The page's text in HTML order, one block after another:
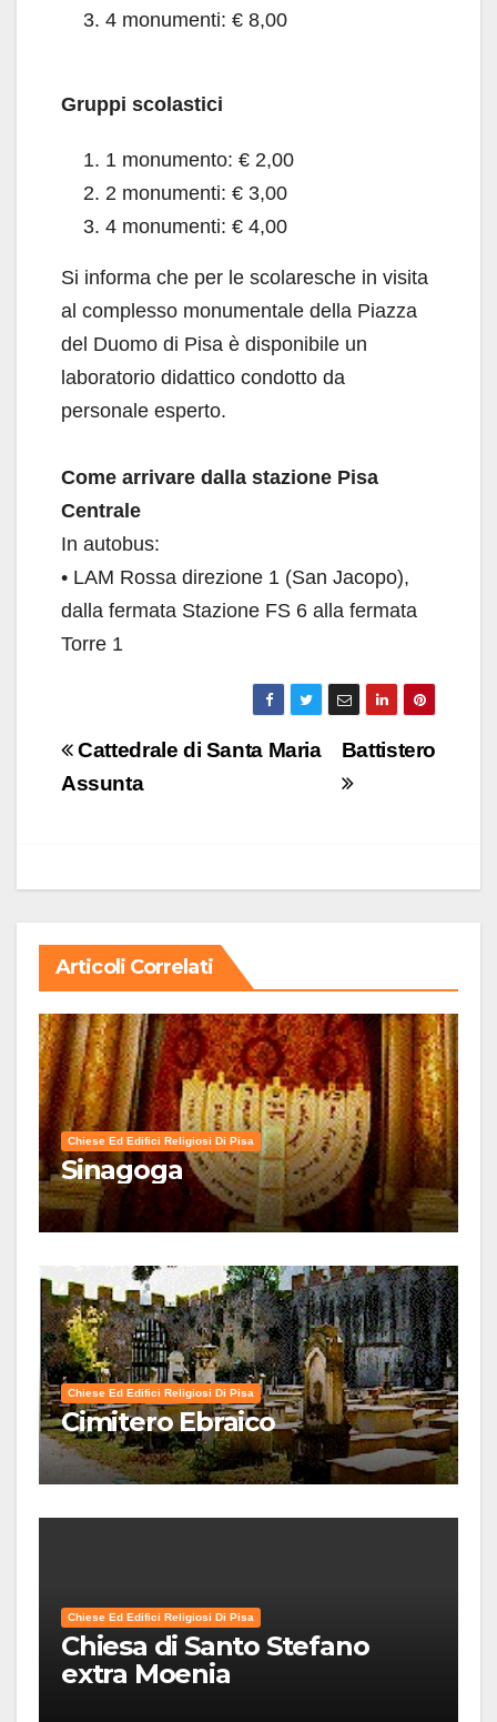
4 monumenti: € 8,00
Gruppi scolastici
1 monumento: € 2,00
2 monumenti: € 3,00
4 monumenti: € 4,00
Si informa che per le scolaresche in visita
al complesso monumentale della Piazza
del Duomo di Pisa è disponibile un
laboratorio didattico condotto da
personale esperto.
Come arrivare dalla stazione Pisa
Centrale
In autobus:
• LAM Rossa direzione 1 (San Jacopo),
dalla fermata Stazione FS 6 alla fermata
Torre 1
Navigazione
articoli
Battistero
Cattedrale di Santa Maria
Assunta
Articoli Correlati
Chiese Ed Edifici Religiosi Di Pisa
Sinagoga
Chiese Ed Edifici Religiosi Di Pisa
Cimitero Ebraico
Chiese Ed Edifici Religiosi Di Pisa
Chiesa di Santo Stefano
extra Moenia